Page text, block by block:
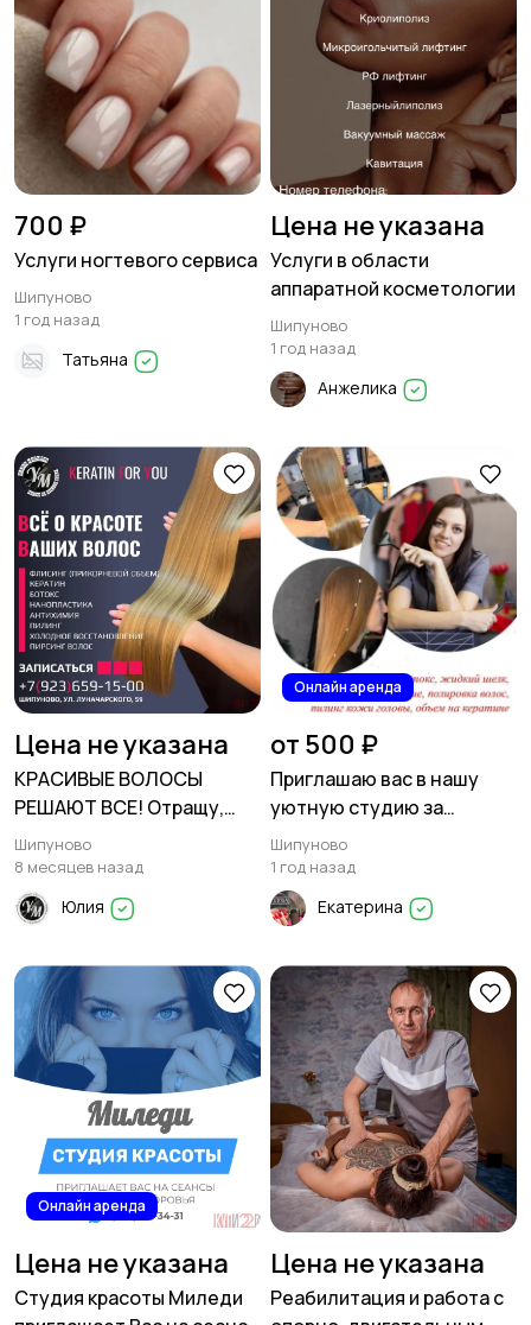
700 ₽
Услуги ногтевого сервиса
Шипуново
1 год назад
Татьяна
Цена не указана
Услуги в области
аппаратной косметологии
Шипуново
1 год назад
Анжелика
Цена не указана
КРАСИВЫЕ ВОЛОСЫ
РЕШАЮТ ВСЕ! Отращу,
улучшу и выпрямлю
надолго. Сделаю твой
блонд идеальным
Шипуново
8 месяцев назад
Юлия
Онлайн аренда
от 500 ₽
Приглашаю вас в нашу
уютную студию за
красивыми волосами
Шипуново
1 год назад
Екатерина
Онлайн аренда
Цена не указана
Студия красоты Миледи
Цена не указана
Реабилитация и работа с